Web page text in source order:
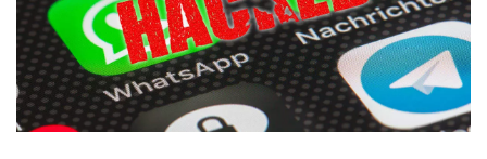
Operadores
Trucos